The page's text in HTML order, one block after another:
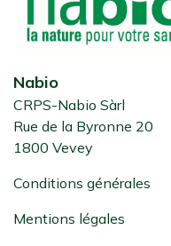
Nabio
CRPS-Nabio Sàrl
Rue de la Byronne 20
1800 Vevey
Conditions générales
Mentions légales